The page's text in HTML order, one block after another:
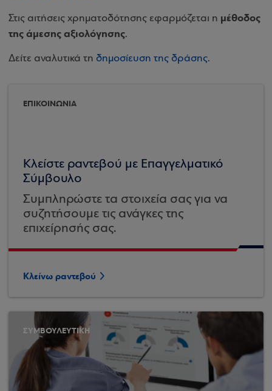
Στις αιτήσεις χρηματοδότησης εφαρμόζεται η μέθοδος
της άμεσης αξιολόγησης.
Δείτε αναλυτικά τη δημοσίευση της δράσης.
ΕΠΙΚΟΙΝΩΝΙΑ
Κλείστε ραντεβού με Επαγγελματικό
Σύμβουλο
Συμπληρώστε τα στοιχεία σας για να
συζητήσουμε τις ανάγκες της
επιχείρησής σας.
Κλείνω ραντεβού
ΣΥΜΒΟΥΛΕΥΤΙΚΗ